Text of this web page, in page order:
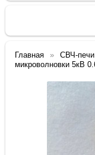
Главная СВЧ-печи
микроволновки 5кВ